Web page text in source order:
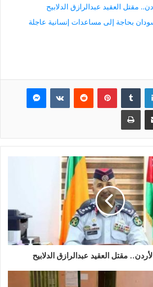
مقتل العقيد عبدالرازق الدلابيح
بحاجة إلى مساعدات إنسانية عاجلة
لينكدإن بينتيريست ماسنجر
مشاركة عبر البريد طباعة
مقتل العقيد عبدالرازق الدلابيح